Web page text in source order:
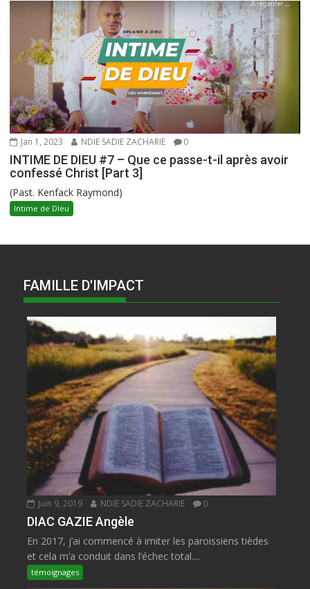
Jan 1, 2023 NDIE SADIE ZACHARIE 0
INTIME DE DIEU #7 – Que ce passe-t-il après avoir
confessé Christ [Part 3]
(Past. Kenfack Raymond)
Intime de DIeu
FAMILLE D'IMPACT
Juin 9, 2019 NDIE SADIE ZACHARIE 0
DIAC GAZIE Angèle
En 2017, j’ai commencé à imiter les paroissiens tièdes
et cela m’a conduit dans l’échec total....
témoignages